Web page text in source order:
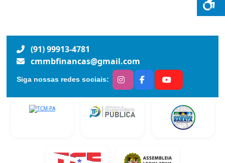
(91) 99913-4781
cmmbfinancas@gmail.com
Siga nossas redes sociais: